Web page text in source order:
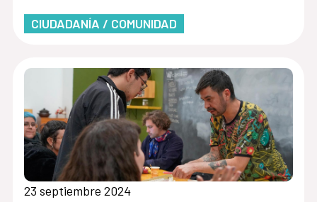
CIUDADANÍA / COMUNIDAD
23 septiembre 2024